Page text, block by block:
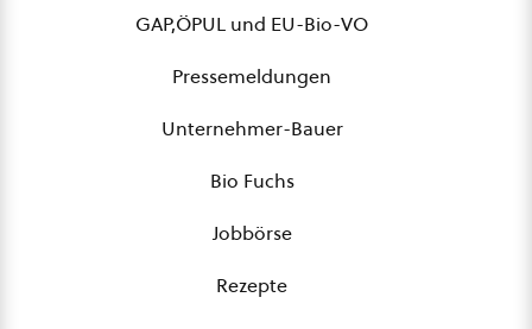
GAP,ÖPUL und EU-Bio-VO
Pressemeldungen
Unternehmer-Bauer
Bio Fuchs
Jobbörse
Rezepte